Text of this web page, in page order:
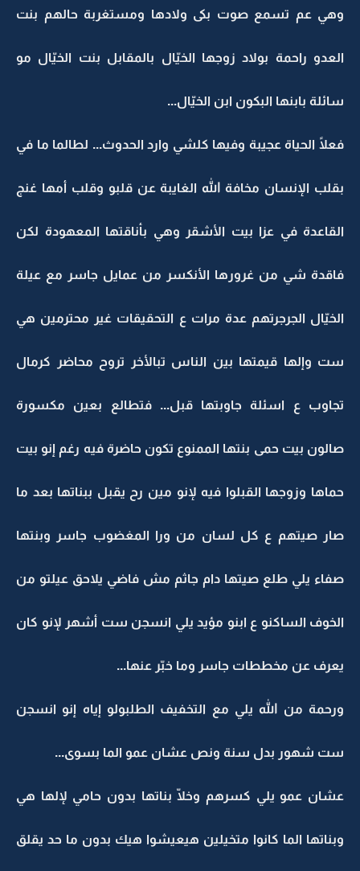
وهي عم تسمع صوت بكى ولادها ومستغربة حالهم بنت
العدو راحمة بولاد زوجها الخيّال بالمقابل بنت الخيّال مو
سائلة بابنها البكون ابن الخيّال...
فعلًا الحياة عجيبة وفيها كلشي وارد الحدوث... لطالما ما في
بقلب الإنسان مخافة الله الغايبة عن قلبو وقلب أمها غنج
القاعدة في عزا بيت الأشقر وهي بأناقتها المعهودة لكن
فاقدة شي من غرورها الأنكسر من عمايل جاسر مع عيلة
الخيّال الجرجرتهم عدة مرات ع التحقيقات غير محترمين هي
ست وإلها قيمتها بين الناس تبالأخر تروح محاضر كرمال
تجاوب ع اسئلة جاوبتها قبل... فتطالع بعين مكسورة
صالون بيت حمى بنتها الممنوع تكون حاضرة فيه رغم إنو بيت
حماها وزوجها القبلوا فيه لإنو مين رح يقبل ببناتها بعد ما
صار صيتهم ع كل لسان من ورا المغضوب جاسر وبنتها
صفاء يلي طلع صيتها دام جاثم مش فاضي يلاحق عيلتو من
الخوف الساكنو ع ابنو مؤيد يلي انسجن ست أشهر لإنو كان
يعرف عن مخططات جاسر وما خبّر عنها...
ورحمة من الله يلي مع التخفيف الطلبولو إياه إنو انسجن
ست شهور بدل سنة ونص عشان عمو الما بسوى...
عشان عمو يلي كسرهم وخلّا بناتها بدون حامي لإلها هي
وبناتها الما كانوا متخيلين هيعيشوا هيك بدون ما حد يقلق